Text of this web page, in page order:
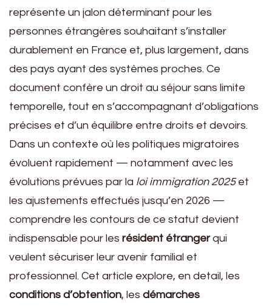
représente un jalon déterminant pour les
personnes étrangères souhaitant s’installer
durablement en France et, plus largement, dans
des pays ayant des systèmes proches. Ce
document confère un droit au séjour sans limite
temporelle, tout en s’accompagnant d’obligations
précises et d’un équilibre entre droits et devoirs.
Dans un contexte où les politiques migratoires
évoluent rapidement — notamment avec les
évolutions prévues par la loi immigration 2025et
les ajustements effectués jusqu’en 2026 —
comprendre les contours de ce statut devient
indispensable pour les résident étrangerqui
veulent sécuriser leur avenir familial et
professionnel. Cet article explore, en detail, les
conditions d’obtention, les démarches